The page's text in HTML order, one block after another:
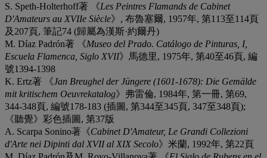
S. Speth-Holterhoff著 《Les Peintres Flamands de Cabinet
D'Amateurs au XVIIe Siècle》, 布魯塞爾, 1957年, 第113至114頁
及207頁, 筆記74 (歸屬為漢斯·約爾丹)
M. Díaz Padrón著 《Museo del Prado. Catálogo de Pinturas, I,
Escuela Flamenca, Siglo XVII》馬德里, 1975年, 第40至46頁, 編
號1394-1398
K. Ertz著 《Jan Breughel der Jüngere (1601-1678): Die Gemälde
mit kritischem Oeuvrekatalog》弗雷倫, 1984年, 第一冊, 第69,
344-348頁, 編號178-183 (插圖, 第344至345頁, 347至348頁);
《聽覺》彩色插圖, 第37版
A. Scarpa Sonino著《Cabinet D'Amateur, Le Grandi Collezioni
d'Arte nei Dipinti dal XVII al XIX Secolo》米蘭, 1992年, 第22頁